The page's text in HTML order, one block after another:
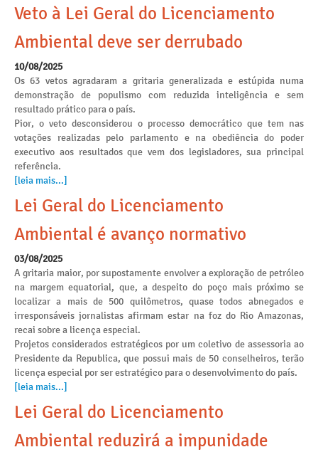
Veto à Lei Geral do Licenciamento
Ambiental deve ser derrubado
10/08/2025
Os 63 vetos agradaram a gritaria generalizada e estúpida numa
demonstração de populismo com reduzida inteligência e sem
resultado prático para o país.
Pior, o veto desconsiderou o processo democrático que tem nas
votações realizadas pelo parlamento e na obediência do poder
executivo aos resultados que vem dos legisladores, sua principal
referência.
[leia mais...]
Lei Geral do Licenciamento
Ambiental é avanço normativo
03/08/2025
A gritaria maior, por supostamente envolver a exploração de petróleo
na margem equatorial, que, a despeito do poço mais próximo se
localizar a mais de 500 quilômetros, quase todos abnegados e
irresponsáveis jornalistas afirmam estar na foz do Rio Amazonas,
recai sobre a licença especial.
Projetos considerados estratégicos por um coletivo de assessoria ao
Presidente da Republica, que possui mais de 50 conselheiros, terão
licença especial por ser estratégico para o desenvolvimento do país.
[leia mais...]
Lei Geral do Licenciamento
Ambiental reduzirá a impunidade